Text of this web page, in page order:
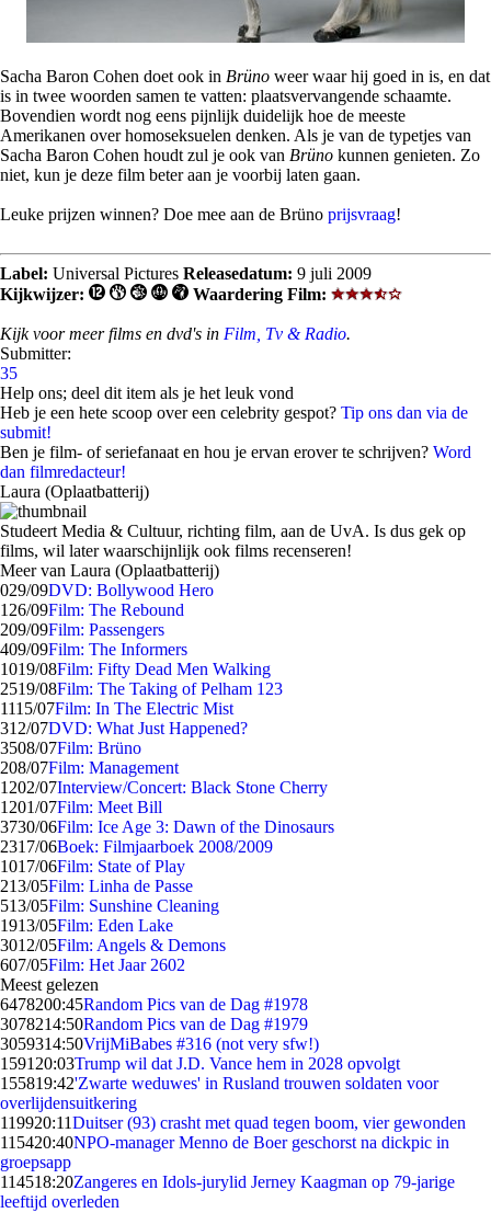
Sacha Baron Cohen doet ook in Brüno weer waar hij goed in is, en dat
is in twee woorden samen te vatten: plaatsvervangende schaamte.
Bovendien wordt nog eens pijnlijk duidelijk hoe de meeste
Amerikanen over homoseksuelen denken. Als je van de typetjes van
Sacha Baron Cohen houdt zul je ook van Brüno kunnen genieten. Zo
niet, kun je deze film beter aan je voorbij laten gaan.
Leuke prijzen winnen? Doe mee aan de Brüno prijsvraag!
Label: Universal Pictures Releasedatum: 9 juli 2009
Kijkwijzer:
Waardering Film:
Kijk voor meer films en dvd's in Film, Tv & Radio.
Submitter:
35
Help ons; deel dit item als je het leuk vond
Heb je een hete scoop over een celebrity gespot? Tip ons dan via de
submit!
Ben je film- of seriefanaat en hou je ervan erover te schrijven? Word
dan filmredacteur!
Laura (Oplaatbatterij)
Studeert Media & Cultuur, richting film, aan de UvA. Is dus gek op
films, wil later waarschijnlijk ook films recenseren!
Meer van Laura (Oplaatbatterij)
029/09DVD: Bollywood Hero
1 26/09Film: The Rebound
209/09Film: Passengers
409/09Film: The Informers
1019/08Film: Fifty Dead Men Walking
2519/08Film: The Taking of Pelham 123
1115/07Film: In The Electric Mist
312/07DVD: What Just Happened?
3508/07Film: Brüno
208/07Film: Management
1202/07Interview/Concert: Black Stone Cherry
1201/07Film: Meet Bill
3730/06Film: Ice Age 3: Dawn of the Dinosaurs
2317/06Boek: Filmjaarboek 2008/2009
1017/06Film: State of Play
213/05Film: Linha de Passe
513/05Film: Sunshine Cleaning
1913/05Film: Eden Lake
3012/05Film: Angels & Demons
607/05Film: Het Jaar 2602
Meest gelezen
6478200:45Random Pics van de Dag #1978
3078214:50Random Pics van de Dag #1979
3059314:50VrijMiBabes #316 (not very sfw!)
1591 20:03Trump wil dat J.D. Vance hem in 2028 opvolgt
155819:42'Zwarte weduwes' in Rusland trouwen soldaten voor
overlijdensuitkering
119920:11Duitser (93) crasht met quad tegen boom, vier gewonden
115420:40NPO-manager Menno de Boer geschorst na dickpic in
groepsapp
114518:20Zangeres en Idols-jurylid Jerney Kaagman op 79-jarige
leeftijd overleden